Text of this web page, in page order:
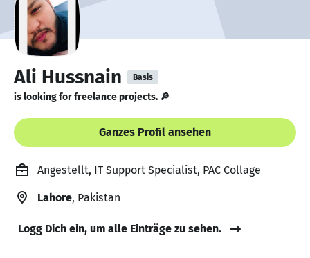
Ali Hussnain Basis
is looking for freelance projects. 🔎
Ganzes Profil ansehen
Angestellt, IT Support Specialist, PAC Collage
Lahore, Pakistan
Logg Dich ein, um alle Einträge zu sehen.